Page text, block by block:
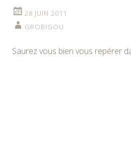
28 JUIN 2011
GROBIGOU
Saurez vous bien vous repérer